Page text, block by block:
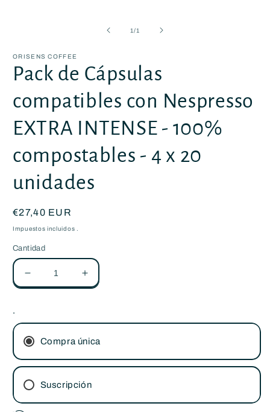
una
ventana
modal
1/de1
ORISENS COFFEE
Pack de Cápsulas
compatibles con Nespresso
EXTRA INTENSE - 100%
compostables - 4 x 20
unidades
Precio
habitual
€27,40 EUR
Impuestos incluidos .
Cantidad
Reducir
cantidad
Cápsulas
con
Nespresso
EXTRA
INTENSE
Aumentar
cantidad
Cápsulas
con
Nespresso
INTENSE
.
Compra única
Suscripción